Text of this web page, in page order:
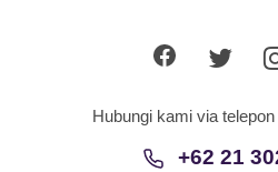
Hubungi kami via
+62 21